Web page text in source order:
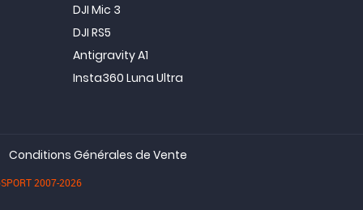
DJI Mic 3
DJI RS5
Antigravity A1
Insta360 Luna Ultra
Conditions Générales de Vente
2007-2026